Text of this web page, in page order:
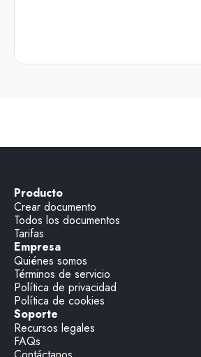
Producto
Crear documento
Todos los documentos
Tarifas
Empresa
Quiénes somos
Términos de servicio
Política de privacidad
Política de cookies
Soporte
Recursos legales
FAQs